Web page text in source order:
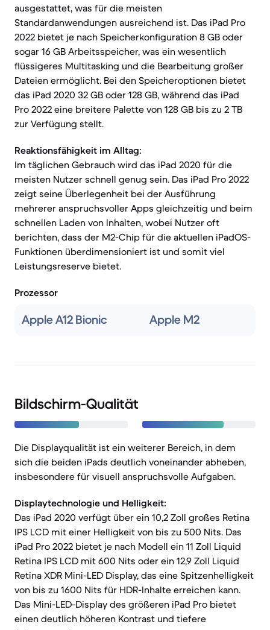
ausgestattet, was für die meisten
Standardanwendungen ausreichend ist. Das iPad Pro
2022 bietet je nach Speicherkonfiguration 8 GB oder
sogar 16 GB Arbeitsspeicher, was ein wesentlich
flüssigeres Multitasking und die Bearbeitung großer
Dateien ermöglicht. Bei den Speicheroptionen bietet
das iPad 2020 32 GB oder 128 GB, während das iPad
Pro 2022 eine breitere Palette von 128 GB bis zu 2 TB
zur Verfügung stellt.
Reaktionsfähigkeit im Alltag:
Im täglichen Gebrauch wird das iPad 2020 für die
meisten Nutzer schnell genug sein. Das iPad Pro 2022
zeigt seine Überlegenheit bei der Ausführung
mehrerer anspruchsvoller Apps gleichzeitig und beim
schnellen Laden von Inhalten, wobei Nutzer oft
berichten, dass der M2-Chip für die aktuellen iPadOS-
Funktionen überdimensioniert ist und somit viel
Leistungsreserve bietet.
Prozessor
Apple A12 Bionic Apple M2
Bildschirm-Qualität
Die Displayqualität ist ein weiterer Bereich, in dem
sich die beiden iPads deutlich voneinander abheben,
insbesondere für visuell anspruchsvolle Aufgaben.
Displaytechnologie und Helligkeit:
Das iPad 2020 verfügt über ein 10,2 Zoll großes Retina
IPS LCD mit einer Helligkeit von bis zu 500 Nits. Das
iPad Pro 2022 bietet je nach Modell ein 11 Zoll Liquid
Retina IPS LCD mit 600 Nits oder ein 12,9 Zoll Liquid
Retina XDR Mini-LED Display, das eine Spitzenhelligkeit
von bis zu 1600 Nits für HDR-Inhalte erreichen kann.
Das Mini-LED-Display des größeren iPad Pro bietet
einen deutlich höheren Kontrast und tiefere